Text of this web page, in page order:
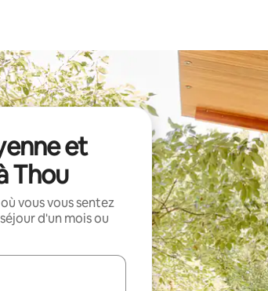
et
Thou
vous vous sentez
d'un mois ou
utilisez les flèches vers le haut et vers le bas